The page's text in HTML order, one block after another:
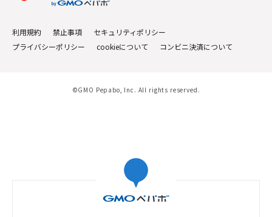
利用規約 禁止事項
セキュリティポリシー
プライバシーポリシー
cookieについて コンビニ決済について
©GMO Pepabo, Inc. All rights reserved.